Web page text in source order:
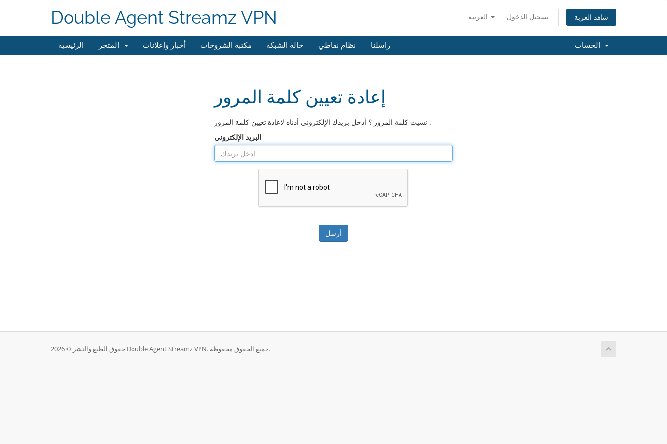
تسجيل الدخول شاهد العربة Double Agent Streamz VPN
الرئيسية أخبار وإعلانات مكتبة الشروحات حالة الشبكة نظام نقاطي راسلنا
إعادة تعيين كلمة المرور
نسيت كلمة المرور ؟ أدخل بريدك الإلكتروني أدناه لاعادة تعيين كلمة المرور .
البريد الإلكتروني
أرسل
حقوق الطبع والنشر © 2026 Double Agent Streamz VPN. جميع الحقوق محفوظة.